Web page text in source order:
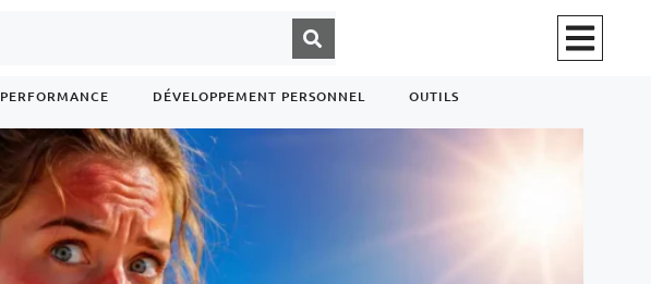
PERFORMANCE DÉVELOPPEMENT PERSONNEL OUTILS